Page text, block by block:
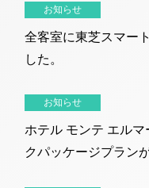
お知らせ
全客室に東芝スマー
した。
お知らせ
ホテル モンテ エル
クパッケージプラン